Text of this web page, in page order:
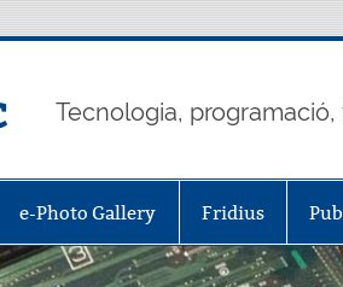
Tecnologia,
e-Photo Gallery Fridius